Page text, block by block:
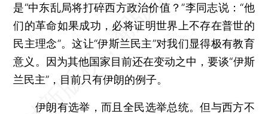
是“中东乱局将打碎西方政治价值？”李同志说：“他
们的革命如果成功，必将证明世界上不存在普世的
民主理念”。这让“伊斯兰民主”对我们显得极有教育
意义。因为其他国家目前还在变动之中，要谈“伊斯
兰民主”，目前只有伊朗的例子。
伊朗有选举，而且全民选举总统。但与西方不